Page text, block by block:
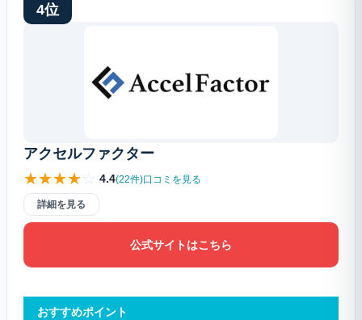
4位
アクセルファクター
★★★★☆ 4.4(22件)口コミを見る
詳細を見る
公式サイトはこちら
おすすめポイント